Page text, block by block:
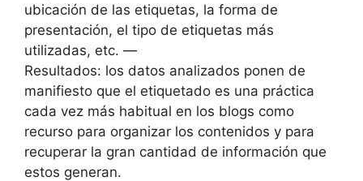
ubicación de las etiquetas, la forma de
presentación, el tipo de etiquetas más
utilizadas, etc. —
Resultados: los datos analizados ponen de
manifiesto que el etiquetado es una práctica
cada vez más habitual en los blogs como
recurso para organizar los contenidos y para
recuperar la gran cantidad de información que
estos generan.